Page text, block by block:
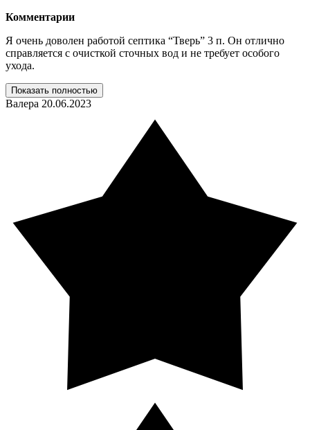
Комментарии
Я очень доволен работой септика “Тверь” 3 п. Он отлично
справляется с очисткой сточных вод и не требует особого
ухода.
Показать полностью
Валера 20.06.2023